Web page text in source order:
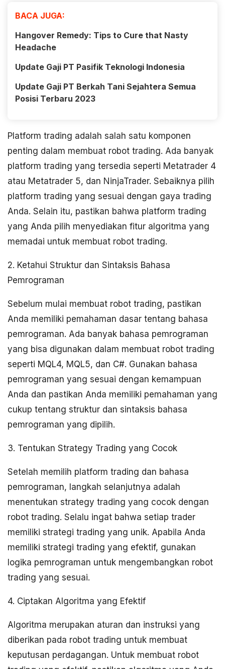
BACA JUGA:
Hangover Remedy: Tips to Cure that Nasty
Headache
Update Gaji PT Pasifik Teknologi Indonesia
Update Gaji PT Berkah Tani Sejahtera Semua
Posisi Terbaru 2023
Platform trading adalah salah satu komponen
penting dalam membuat robot trading. Ada banyak
platform trading yang tersedia seperti Metatrader 4
atau Metatrader 5, dan NinjaTrader. Sebaiknya pilih
platform trading yang sesuai dengan gaya trading
Anda. Selain itu, pastikan bahwa platform trading
yang Anda pilih menyediakan fitur algoritma yang
memadai untuk membuat robot trading.
2. Ketahui Struktur dan Sintaksis Bahasa
Pemrograman
Sebelum mulai membuat robot trading, pastikan
Anda memiliki pemahaman dasar tentang bahasa
pemrograman. Ada banyak bahasa pemrograman
yang bisa digunakan dalam membuat robot trading
seperti MQL4, MQL5, dan C#. Gunakan bahasa
pemrograman yang sesuai dengan kemampuan
Anda dan pastikan Anda memiliki pemahaman yang
cukup tentang struktur dan sintaksis bahasa
pemrograman yang dipilih.
3. Tentukan Strategy Trading yang Cocok
Setelah memilih platform trading dan bahasa
pemrograman, langkah selanjutnya adalah
menentukan strategy trading yang cocok dengan
robot trading. Selalu ingat bahwa setiap trader
memiliki strategi trading yang unik. Apabila Anda
memiliki strategi trading yang efektif, gunakan
logika pemrograman untuk mengembangkan robot
trading yang sesuai.
4. Ciptakan Algoritma yang Efektif
Algoritma merupakan aturan dan instruksi yang
diberikan pada robot trading untuk membuat
keputusan perdagangan. Untuk membuat robot